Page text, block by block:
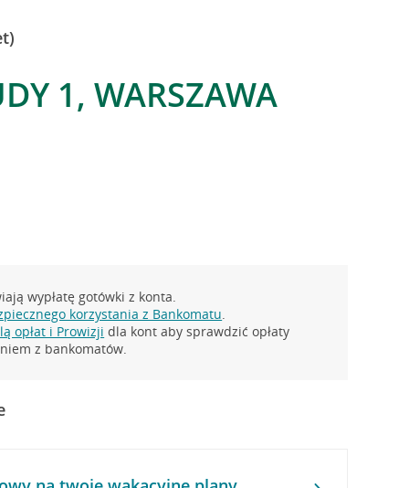
1, WARSZAWA
wypłatę gotówki z konta.
korzystania z Bankomatu.
opłat i Prowizji dla kont aby sprawdzić opłaty
z bankomatów.